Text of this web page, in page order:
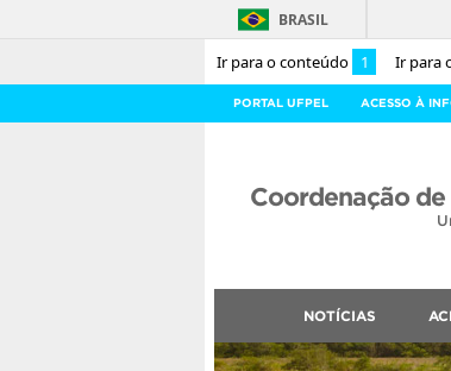
Ir para o conteúdo 1 Ir para
BRASIL
PORTAL UFPEL ACESSO À
Coordenação
NOTÍCIAS